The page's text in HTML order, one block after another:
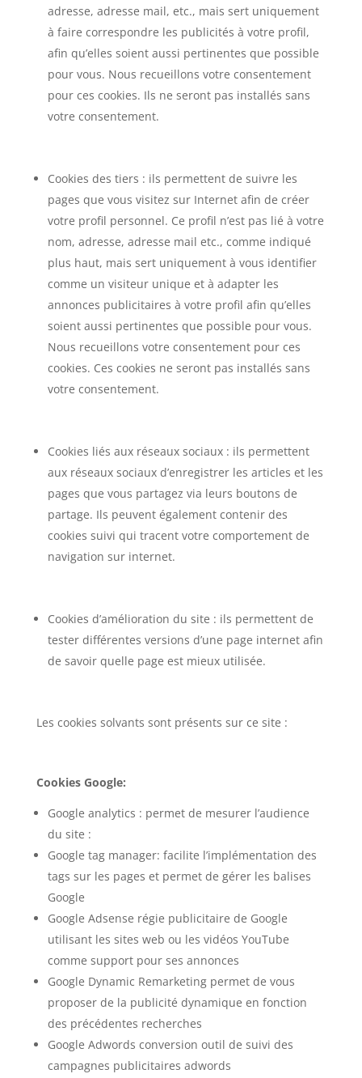
adresse, adresse mail, etc., mais sert uniquement
à faire correspondre les publicités à votre profil,
afin qu’elles soient aussi pertinentes que possible
pour vous. Nous recueillons votre consentement
pour ces cookies. Ils ne seront pas installés sans
votre consentement.
Cookies des tiers : ils permettent de suivre les
pages que vous visitez sur Internet afin de créer
votre profil personnel. Ce profil n’est pas lié à votre
nom, adresse, adresse mail etc., comme indiqué
plus haut, mais sert uniquement à vous identifier
comme un visiteur unique et à adapter les
annonces publicitaires à votre profil afin qu’elles
soient aussi pertinentes que possible pour vous.
Nous recueillons votre consentement pour ces
cookies. Ces cookies ne seront pas installés sans
votre consentement.
Cookies liés aux réseaux sociaux : ils permettent
aux réseaux sociaux d’enregistrer les articles et les
pages que vous partagez via leurs boutons de
partage. Ils peuvent également contenir des
cookies suivi qui tracent votre comportement de
navigation sur internet.
Cookies d’amélioration du site : ils permettent de
tester différentes versions d’une page internet afin
de savoir quelle page est mieux utilisée.
Les cookies solvants sont présents sur ce site :
Cookies Google:
Google analytics : permet de mesurer l’audience
du site :
Google tag manager: facilite l’implémentation des
tags sur les pages et permet de gérer les balises
Google
Google Adsense régie publicitaire de Google
utilisant les sites web ou les vidéos YouTube
comme support pour ses annonces
Google Dynamic Remarketing permet de vous
proposer de la publicité dynamique en fonction
des précédentes recherches
Google Adwords conversion outil de suivi des
campagnes publicitaires adwords